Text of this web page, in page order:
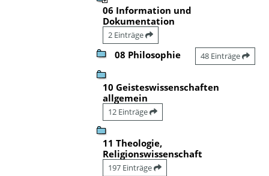
06 Information und
Dokumentation
2 Einträge
08 Philosophie 48 Einträge
10 Geisteswissenschaften
allgemein
12 Einträge
11 Theologie,
Religionswissenschaft
197 Einträge